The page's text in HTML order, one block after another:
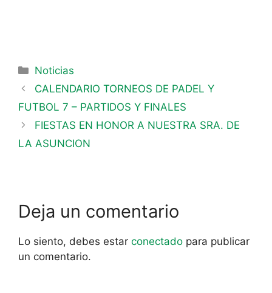
Noticias
CALENDARIO TORNEOS DE PADEL Y
FUTBOL 7 – PARTIDOS Y FINALES
FIESTAS EN HONOR A NUESTRA SRA. DE
LA ASUNCION
Deja un comentario
Lo siento, debes estar conectado para publicar
un comentario.